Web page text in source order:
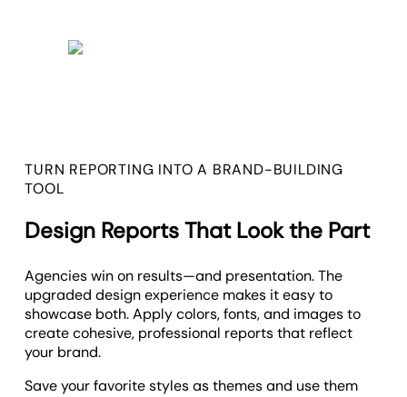
TURN REPORTING INTO A BRAND-BUILDING
TOOL
Design Reports That Look the Part
Agencies win on results—and presentation. The
upgraded design experience makes it easy to
showcase both. Apply colors, fonts, and images to
create cohesive, professional reports that reflect
your brand.
Save your favorite styles as themes and use them